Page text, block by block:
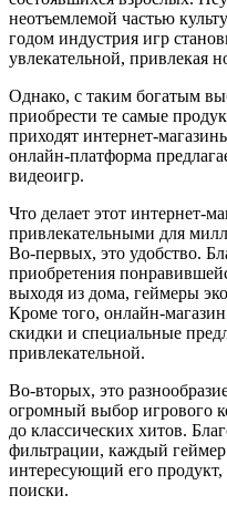
неотъемлемой частью
годом индустрия игр
увлекательной, привлекая
Однако, с таким богатым
приобрести те самые
приходят интернет-
онлайн-платформа
видеоигр.
Что делает этот интернет-
привлекательными для
Во-первых, это удобство.
приобретения
выходя из дома, геймеры
Кроме того, онлайн-
скидки и специальные
привлекательной.
Во-вторых, это
огромный выбор игрового
до классических хитов.
фильтрации, каждый
интересующий его продукт,
поиски.